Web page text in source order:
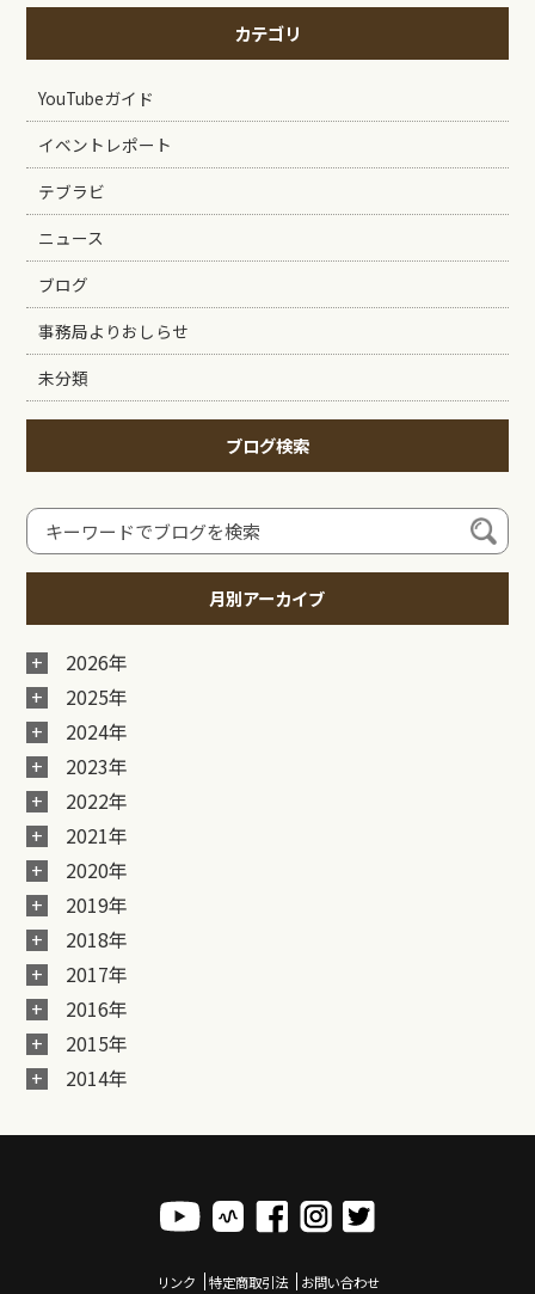
カテゴリ
YouTubeガイド
イベントレポート
テブラビ
ニュース
ブログ
事務局よりおしらせ
未分類
ブログ検索
月別アーカイブ
2026年
2025年
2024年
2023年
2022年
2021年
2020年
2019年
2018年
2017年
2016年
2015年
2014年
リンク 特定商取引法 お問い合わせ